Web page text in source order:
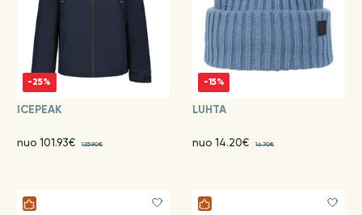
-25%
ICEPEAK
nuo 101.93€ 135.90€
-15%
LUHTA
nuo 14.20€ 16.70€